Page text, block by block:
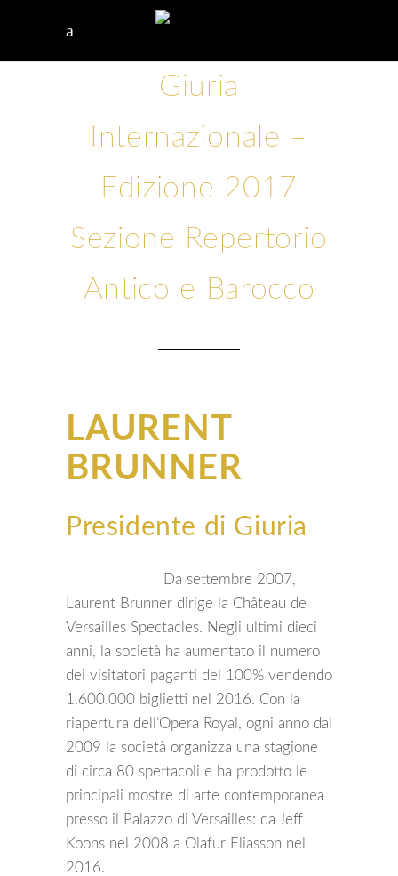
Giuria
Internazionale –
Edizione 2017
Sezione Repertorio
Antico e Barocco
LAURENT
BRUNNER
Presidente di Giuria
Da settembre 2007,
Laurent Brunner dirige la Château de
Versailles Spectacles. Negli ultimi dieci
anni, la società ha aumentato il numero
dei visitatori paganti del 100% vendendo
1.600.000 biglietti nel 2016. Con la
riapertura dell’Opera Royal, ogni anno dal
2009 la società organizza una stagione
di circa 80 spettacoli e ha prodotto le
principali mostre di arte contemporanea
presso il Palazzo di Versailles: da Jeff
Koons nel 2008 a Olafur Eliasson nel
2016.